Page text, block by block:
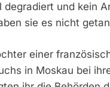
und kein
sie es nicht
einer
in Moskau bei